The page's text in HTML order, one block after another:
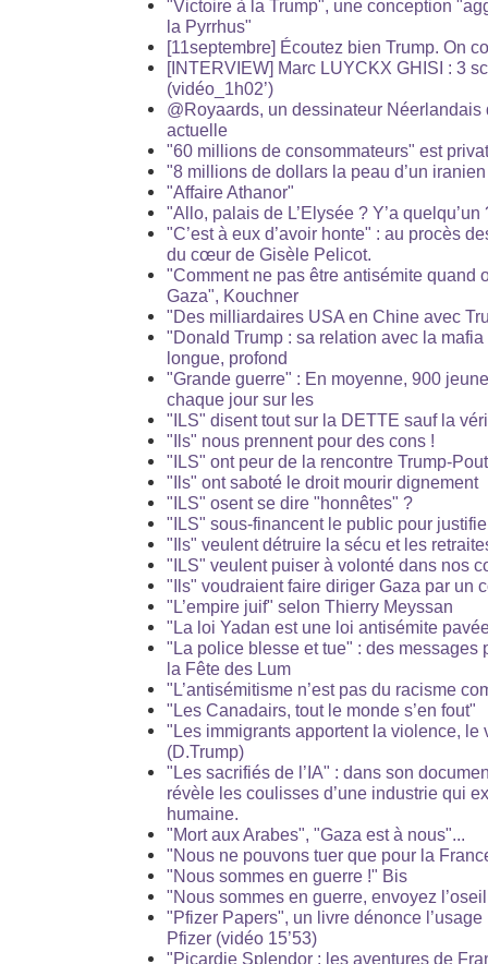
"Victoire à la Trump", une conception
la Pyrrhus"
[11septembre] Écoutez bien Trump. On
[INTERVIEW] Marc LUYCKX GHISI : 3
(vidéo_1h02’)
@Royaards, un dessinateur Néerlandais
actuelle
"60 millions de consommateurs" est
"8 millions de dollars la peau d’un
"Affaire Athanor"
"Allo, palais de L’Elysée ? Y’a quelqu’un
"C’est à eux d’avoir honte" : au procès
du cœur de Gisèle Pelicot.
"Comment ne pas être antisémite quand
Gaza", Kouchner
"Des milliardaires USA en Chine avec
"Donald Trump : sa relation avec la
longue, profond
"Grande guerre" : En moyenne, 900
chaque jour sur les
"ILS" disent tout sur la DETTE sauf la
"Ils" nous prennent pour des cons !
"ILS" ont peur de la rencontre Trump-
"Ils" ont saboté le droit mourir dignement
"ILS" osent se dire "honnêtes" ?
"ILS" sous-financent le public pour
"Ils" veulent détruire la sécu et les
"ILS" veulent puiser à volonté dans nos
"Ils" voudraient faire diriger Gaza par un
"L’empire juif" selon Thierry Meyssan
"La loi Yadan est une loi antisémite
"La police blesse et tue" : des messages
la Fête des Lum
"L’antisémitisme n’est pas du racisme
"Les Canadairs, tout le monde s’en fout"
"Les immigrants apportent la violence, le
(D.Trump)
"Les sacrifiés de l’IA" : dans son
révèle les coulisses d’une industrie qui
humaine.
"Mort aux Arabes", "Gaza est à nous"...
"Nous ne pouvons tuer que pour la
"Nous sommes en guerre !" Bis
"Nous sommes en guerre, envoyez
"Pfizer Papers", un livre dénonce
Pfizer (vidéo 15’53)
"Picardie Splendor : les aventures de